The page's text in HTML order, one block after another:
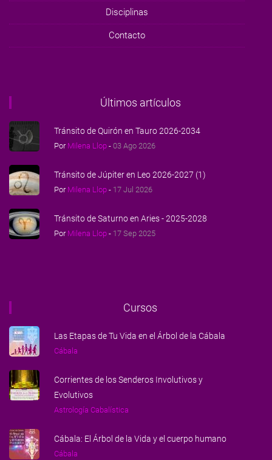
Disciplinas
Contacto
Últimos artículos
Tránsito de Quirón en Tauro 2026-2034
Por Milena Llop - 03 Ago 2026
Tránsito de Júpiter en Leo 2026-2027 (1)
Por Milena Llop - 17 Jul 2026
Tránsito de Saturno en Aries - 2025-2028
Por Milena Llop - 17 Sep 2025
Cursos
Las Etapas de Tu Vida en el Árbol de la Cábala
Cábala
Corrientes de los Senderos Involutivos y
Evolutivos
Astrología Cabalística
Cábala: El Árbol de la Vida y el cuerpo humano
Cábala